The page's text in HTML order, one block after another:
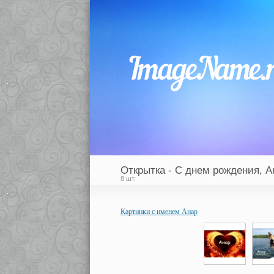
Открытка - С днем рождения,
8 шт.
Картинки с именем Анар